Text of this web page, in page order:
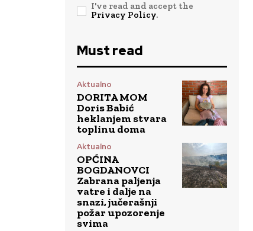
I've read and accept the
Privacy Policy.
Must read
Aktualno
DORITA MOM
Doris Babić
heklanjem stvara
toplinu doma
Aktualno
OPĆINA
BOGDANOVCI
Zabrana paljenja
vatre i dalje na
snazi, jučerašnji
požar upozorenje
svima